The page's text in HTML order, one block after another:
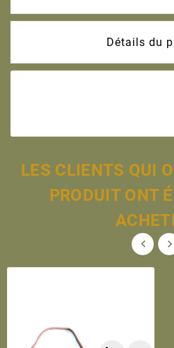
Détails du
LES CLIENTS QUI
PRODUIT ONT
 